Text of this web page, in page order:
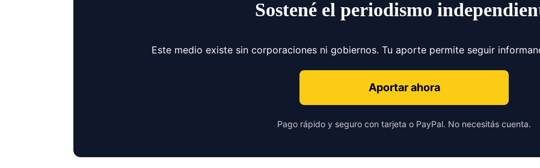
Sostené el periodismo
Este medio existe sin corporaciones ni gobiernos. Tu aporte permite seguir
Aportar ahora
Pago rápido y seguro con tarjeta o PayPal. No necesitás cuenta.